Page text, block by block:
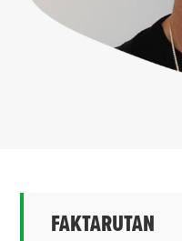
FAKTARUTAN